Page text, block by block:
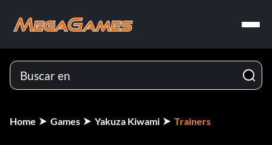
Home Games Yakuza Kiwami Trainers